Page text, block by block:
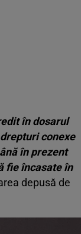
în dosarul
conexe
în prezent
fie încasate în
depusă de